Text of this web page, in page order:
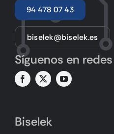
94 478 07 43
biselek@biselek.es
Síguenos en redes
Biselek